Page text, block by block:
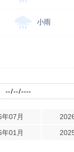
小雨
年07月
年01月